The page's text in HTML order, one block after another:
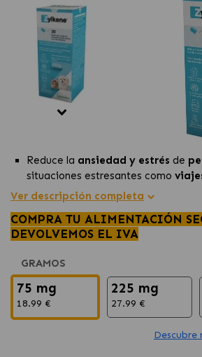
Reduce la ansiedad y estrés de
situaciones estresantes como
proporcionando un alivio natural.
Suplemento nutricional anti-estrés
secundarios, ideal para animales
manteniendo su bienestar sin
a adaptarse a cambios en su
miedo con facilidad.
Ver descripción completa
COMPRA TU ALIMENTACIÓN
DEVOLVEMOS EL IVA
GRAMOS
75 mg
18.99 €
225 mg
27.99 €
Descubre